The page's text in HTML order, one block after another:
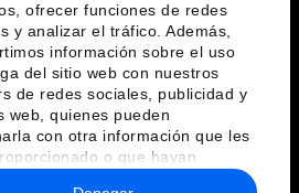
ofrecer funciones de redes
y analizar el tráfico. Además,
información sobre el uso
del sitio web con nuestros
de redes sociales, publicidad y
web, quienes pueden
con otra información que les
o que hayan
a partir del uso que haya